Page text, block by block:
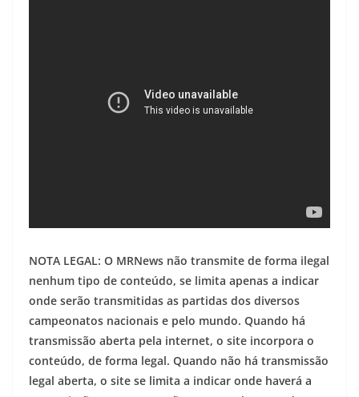
NOTA LEGAL: O MRNews não transmite de forma ilegal
nenhum tipo de conteúdo, se limita apenas a indicar
onde serão transmitidas as partidas dos diversos
campeonatos nacionais e pelo mundo. Quando há
transmissão aberta pela internet, o site incorpora o
conteúdo, de forma legal. Quando não há transmissão
legal aberta, o site se limita a indicar onde haverá a